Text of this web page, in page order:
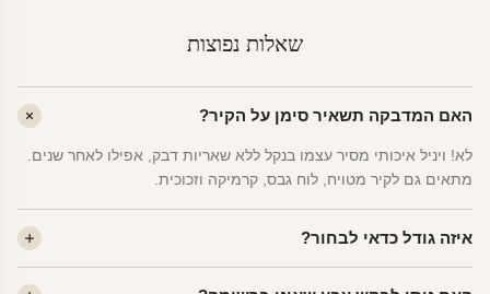
שאלות נפוצות
האם המדבקה תשאיר סימן על הקיר?
לא! ויניל איכותי מסיר עצמו בנקל ללא שאריות דבק, אפילו לאחר שנים.
מתאים גם לקיר מטויח, לוח גבס, קרמיקה וזכוכית.
איזה גודל כדאי לבחור?